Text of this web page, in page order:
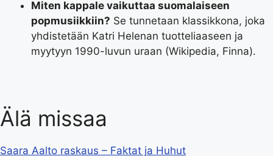
Miten kappale vaikuttaa suomalaiseen
popmusiikkiin? Se tunnetaan klassikkona, joka
yhdistetään Katri Helenan tuotteliaaseen ja
myytyyn 1990-luvun uraan (Wikipedia, Finna).
Älä missaa
Saara Aalto raskaus – Faktat ja Huhut